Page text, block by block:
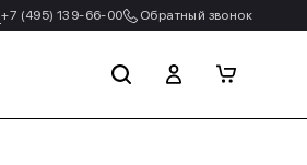
+7 (495) 139-66-00 Обратный звонок